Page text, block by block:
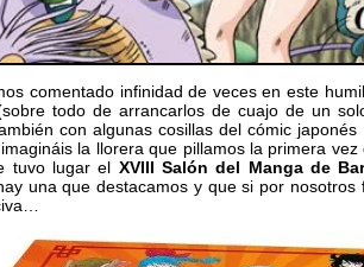
comentado infinidad de veces en este
todo de arrancarlos de cuajo de un
con algunas cosillas del cómic
la llorera que pillamos la primera
tuvo lugar el XVIII Salón del Manga de
una que destacamos y que si por